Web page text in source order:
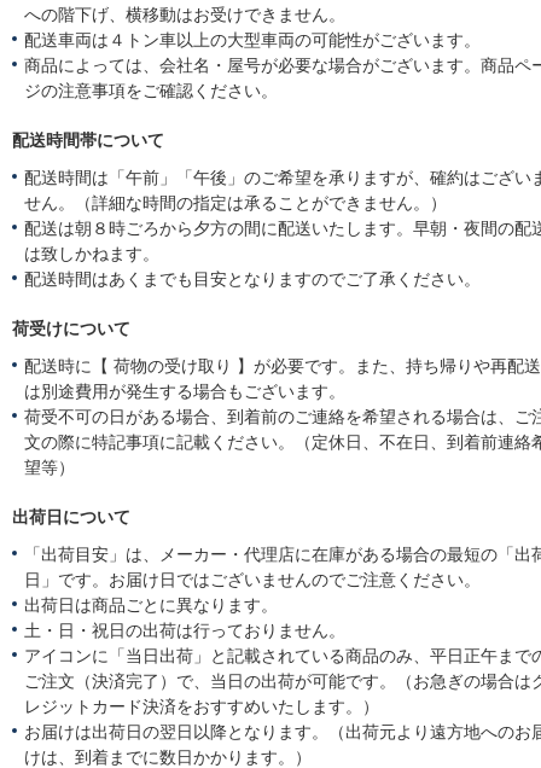
への階下げ、横移動はお受けできません。
配送車両は４トン車以上の大型車両の可能性がございます。
商品によっては、会社名・屋号が必要な場合がございます。商品ペ
ジの注意事項をご確認ください。
配送時間帯について
配送時間は「午前」「午後」のご希望を承りますが、確約はござい
せん。（詳細な時間の指定は承ることができません。）
配送は朝８時ごろから夕方の間に配送いたします。早朝・夜間の配
は致しかねます。
配送時間はあくまでも目安となりますのでご了承ください。
荷受けについて
配送時に【 荷物の受け取り 】が必要です。また、持ち帰りや再配
は別途費用が発生する場合もございます。
荷受不可の日がある場合、到着前のご連絡を希望される場合は、ご
文の際に特記事項に記載ください。（定休日、不在日、到着前連絡
望等）
出荷日について
「出荷目安」は、メーカー・代理店に在庫がある場合の最短の「出
日」です。お届け日ではございませんのでご注意ください。
出荷日は商品ごとに異なります。
土・日・祝日の出荷は行っておりません。
アイコンに「当日出荷」と記載されている商品のみ、平日正午まで
ご注文（決済完了）で、当日の出荷が可能です。（お急ぎの場合は
レジットカード決済をおすすめいたします。）
お届けは出荷日の翌日以降となります。（出荷元より遠方地へのお
けは、到着までに数日かかります。）